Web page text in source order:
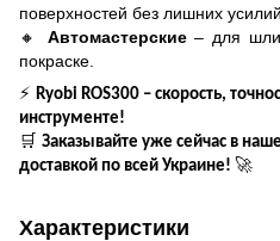
поверхностей без лишних усилий.
🔸 Автомастерские– для
покраске.
⚡ Ryobi ROS300 – скорость,
инструменте!
🛒 Заказывайте уже сейчас в
доставкой по всей Украине! 🚀
Характеристики